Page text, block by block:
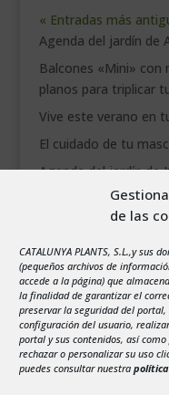
de las
CATALUNYA PLANTS, S.L.,y
(pequeños archivos de
accede a la página) que
la finalidad de garantizar el
preservar la seguridad del
configuración del usuario,
portal y sus contenidos, así
rechazar o personalizar su uso
puedes consultar nuestra
« Entradas más
Agenda del jardín de
Balcones «Mini» con
planos para triplicar
Vive este verano en
El cuidado de tu
Agenda del jardín de
3
4 5
10
11 12
17
18 19
24
25 26